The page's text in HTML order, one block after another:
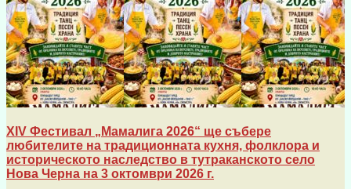
XIV Фестивал „Мамалига 2026“ ще събере
любителите на традиционната кухня, фолклора и
историческото наследство в тутраканското село
Нова Черна на 3 октомври 2026 г.